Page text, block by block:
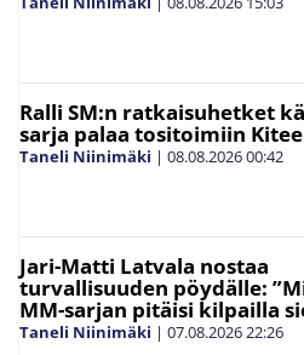
Ralli SM:n ratkaisuhetket
sarja palaa tositoimiin
Taneli Niinimäki | 08.08.202600:42
Jari-Matti Latvala nostaa
turvallisuuden pöydälle:
MM-sarjan pitäisi kilpailla
Taneli Niinimäki | 07.08.202622:26